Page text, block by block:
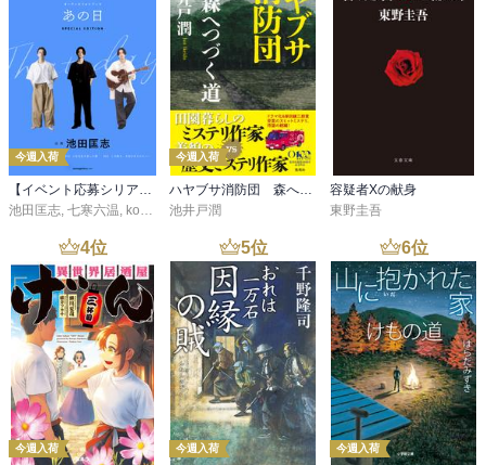
今週入荷
【イベント応募シリアルコード付】池田匡志出演・オーディオフォトブック「あの日」SPECIAL EDITION（音声／動画付）
池田匡志, 七寒六温, konoko58 ,村崎キコ
今週入荷
ハヤブサ消防団 森へつづく道
池井戸潤
容疑者Xの献身
東野圭吾
4位
今週入荷
5位
今週入荷
6位
今週入荷